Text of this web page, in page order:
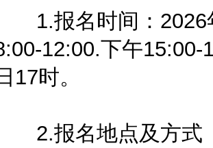
1.报名时间：2026
12:00.下午15:00-
17时。
2.报名地点及方式